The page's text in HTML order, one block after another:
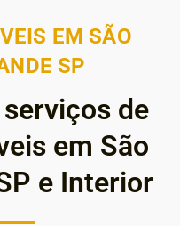
EM SÃO
SP
de
em São
e Interior